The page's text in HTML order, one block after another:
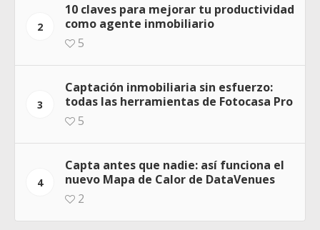
2
10 claves para mejorar tu productividad
como agente inmobiliario
5
3
Captación inmobiliaria sin esfuerzo:
todas las herramientas de Fotocasa Pro
5
4
Capta antes que nadie: así funciona el
nuevo Mapa de Calor de DataVenues
2